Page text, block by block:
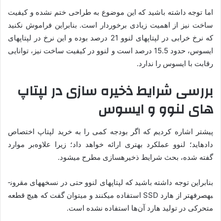
اما توجه داشته باشید که این موضوع به طراحی ختم نشده و کیفیت
­ساخت نیز از اهمیت زیادی برخوردار است. بنابراین فراموش نکنید
که نرخ خرابی در لپ­تاپ­های لنوو 21 درصد بوده و این نرخ در لپ­تاپ­های
ایسوس، حدود 15.5 درصد است و لنوو در کیفیت­ ساخت نیز، توانایی
رقابت با ایسوس را ندارد.
بررسی شرایط ذخیره­ سازی در لپ­تاپ
های لنوو و ایسوس
پیش­تر اشاره کردیم که اگر بودجه کمی را به خرید لپ­تاپ اختصاص
داده­اید؛ لنوو عملکرد بهتری ارائه خواهد داد؛ زیرا علاوه‌بر موارد
گفته ­شده، بحث شرایط ذخیره­سازی مطرح می­شود.
بنابراین توجه داشته باشید که لپ­تاپ­های لنوو حتی در نسخه­های مقرون­
به­صرفه­تر از هارد SSD استفاده می­کنند و می­توان گفت که هیچ قطعه
متحرکی در تولید هارد آن‌ها استفاده نشده است.